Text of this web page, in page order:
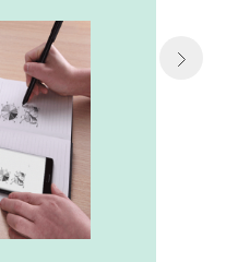
型化的同時，
使其能在離紙
取碼點，同時
確保書寫筆跡
並確保在小型
穩定度，讓產
，將紙本與數